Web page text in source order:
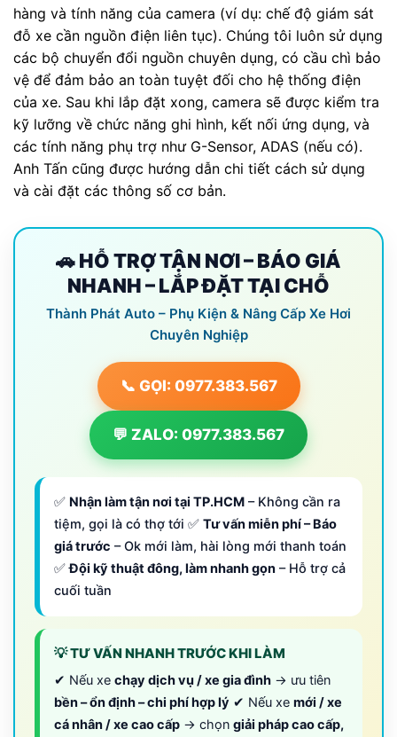
hàng và tính năng của camera (ví dụ: chế độ giám sát
đỗ xe cần nguồn điện liên tục). Chúng tôi luôn sử dụng
các bộ chuyển đổi nguồn chuyên dụng, có cầu chì bảo
vệ để đảm bảo an toàn tuyệt đối cho hệ thống điện
của xe. Sau khi lắp đặt xong, camera sẽ được kiểm tra
kỹ lưỡng về chức năng ghi hình, kết nối ứng dụng, và
các tính năng phụ trợ như G-Sensor, ADAS (nếu có).
Anh Tấn cũng được hướng dẫn chi tiết cách sử dụng
và cài đặt các thông số cơ bản.
🚗 HỖ TRỢ TẬN NƠI – BÁO GIÁ
NHANH – LẮP ĐẶT TẠI CHỖ
Thành Phát Auto – Phụ Kiện & Nâng Cấp Xe Hơi
Chuyên Nghiệp
📞 GỌI: 0977.383.567
💬 ZALO: 0977.383.567
✅ Nhận làm tận nơi tại TP.HCM – Không cần ra
tiệm, gọi là có thợ tới ✅ Tư vấn miễn phí – Báo
giá trước – Ok mới làm, hài lòng mới thanh toán
✅Đội kỹ thuật đông, làm nhanh gọn – Hỗ trợ cả
cuối tuần
💡 TƯ VẤN NHANH TRƯỚC KHI LÀM
✔ Nếu xe chạy dịch vụ / xe gia đình → ưu tiên
bền – ổn định – chi phí hợp lý ✔ Nếu xe mới / xe
cá nhân / xe cao cấp → chọn giải pháp cao cấp,